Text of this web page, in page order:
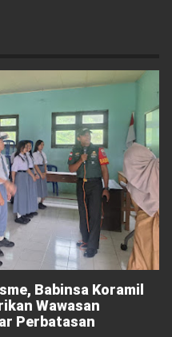
Babinsa Koramil
Wawasan
Perbatasan